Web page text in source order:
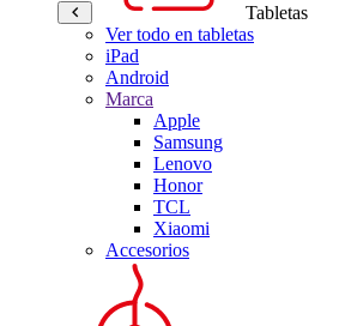
Tabletas
Ver todo en tabletas
iPad
Android
Marca
Apple
Samsung
Lenovo
Honor
TCL
Xiaomi
Accesorios